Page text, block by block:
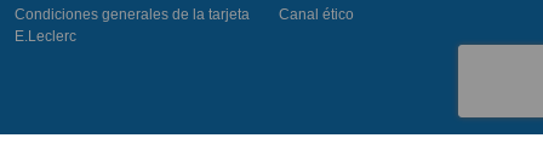
Condiciones generales de la tarjeta
E.Leclerc
Canal ético